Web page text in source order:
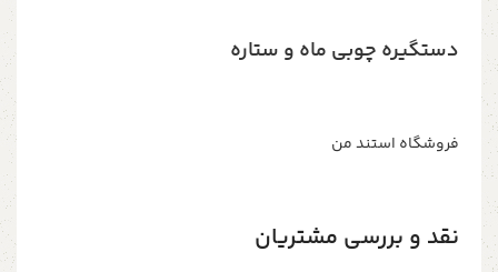
دستگیره چوبی ماه و ستاره
فروشگاه استند من
نقد و بررسی مشتریان